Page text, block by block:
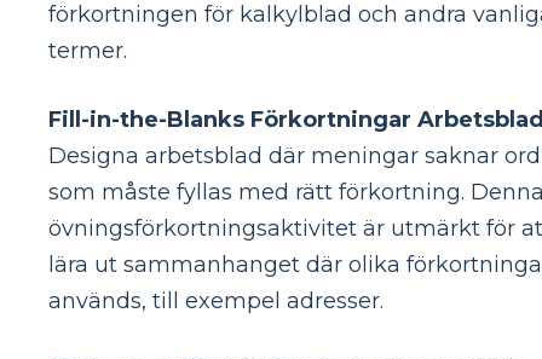
förkortningen för kalkylblad och andra
termer.
Fill-in-the-Blanks Förkortningar
Designa arbetsblad där meningar saknar ord
som måste fyllas med rätt förkortning.
övningsförkortningsaktivitet är utmärkt för
lära ut sammanhanget där olika
används, till exempel adresser.